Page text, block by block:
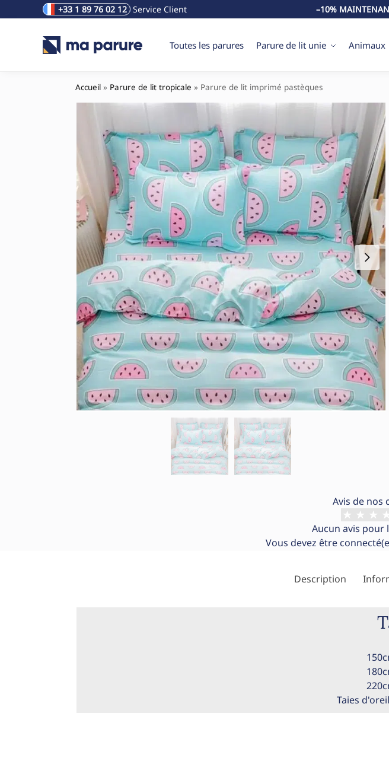
+33 1 89 76 02 12 Service Client –10%
Toutes les parures Parure de lit unie Animaux
Rechercher un produit
Accueil » Parure de lit tropicale » Parure de lit imprimé pastèques
Avis de nos
Aucun avis pour
Vous devez être
Description
Taies